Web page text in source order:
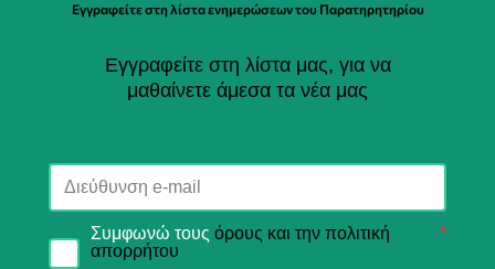
Εγγραφείτε στη λίστα ενημερώσεων του Παρατηρητηρίου
Εγγραφείτε στη λίστα μας, για να
μαθαίνετε άμεσα τα νέα μας
Συμφωνώ τους όρους και την πολιτική
απορρήτου
*